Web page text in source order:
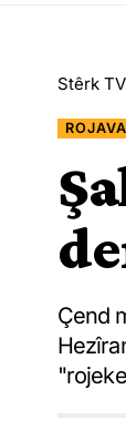
Stêrk TV
ROJAVA
Çend